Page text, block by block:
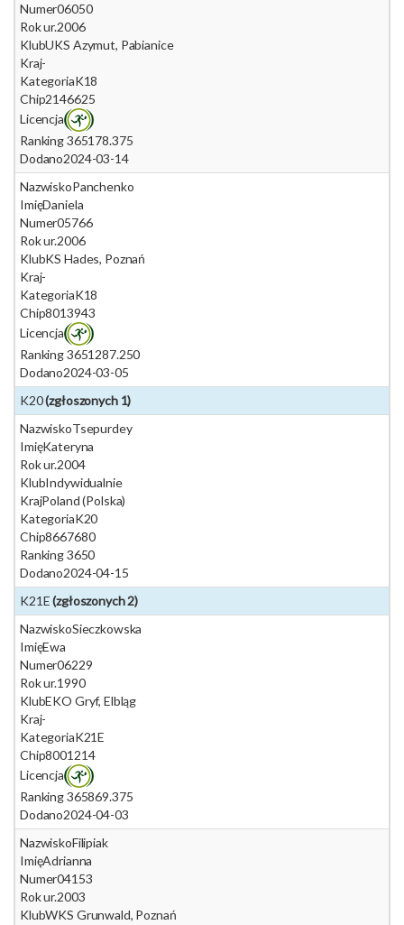
Numer06050
Rok ur.2006
KlubUKS Azymut, Pabianice
Kraj-
KategoriaK18
Chip2146625
Licencja
Ranking 365178.375
Dodano2024-03-14
NazwiskoPanchenko
ImięDaniela
Numer05766
Rok ur.2006
KlubKS Hades, Poznań
Kraj-
KategoriaK18
Chip8013943
Licencja
Ranking 3651287.250
Dodano2024-03-05
K20(zgłoszonych 1)
NazwiskoTsepurdey
ImięKateryna
Rok ur.2004
KlubIndywidualnie
KrajPoland (Polska)
KategoriaK20
Chip8667680
Ranking 3650
Dodano2024-04-15
K21E(zgłoszonych 2)
NazwiskoSieczkowska
ImięEwa
Numer06229
Rok ur.1990
KlubEKO Gryf, Elbląg
Kraj-
KategoriaK21E
Chip8001214
Licencja
Ranking 365869.375
Dodano2024-04-03
NazwiskoFilipiak
ImięAdrianna
Numer04153
Rok ur.2003
KlubWKS Grunwald, Poznań